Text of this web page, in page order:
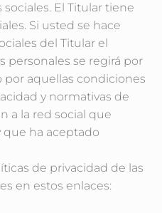
sociales. El Titular tiene
Si usted se hace
del Titular el
personales se regirá por
por aquellas condiciones
y normativas de
a la red social que
que ha aceptado
de privacidad de las
en estos enlaces: